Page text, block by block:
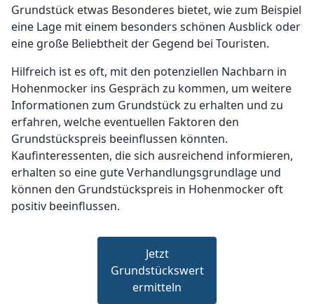
Grundstück etwas Besonderes bietet, wie zum Beispiel
eine Lage mit einem besonders schönen Ausblick oder
eine große Beliebtheit der Gegend bei Touristen.
Hilfreich ist es oft, mit den potenziellen Nachbarn in
Hohenmocker ins Gespräch zu kommen, um weitere
Informationen zum Grundstück zu erhalten und zu
erfahren, welche eventuellen Faktoren den
Grundstückspreis beeinflussen könnten.
Kaufinteressenten, die sich ausreichend informieren,
erhalten so eine gute Verhandlungsgrundlage und
können den Grundstückspreis in Hohenmocker oft
positiv beeinflussen.
Jetzt
Grundstückswert
ermitteln